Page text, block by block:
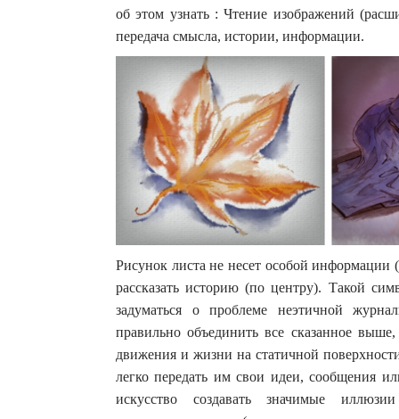
об этом узнать : Чтение изображений
передача смысла, истории, информации.
Рисунок листа не несет особой информации
рассказать историю (по центру). Такой
задуматься о проблеме неэтичной
правильно объединить все сказанное
движения и жизни на статичной
легко передать им свои идеи, сообщения
искусство создавать значимые